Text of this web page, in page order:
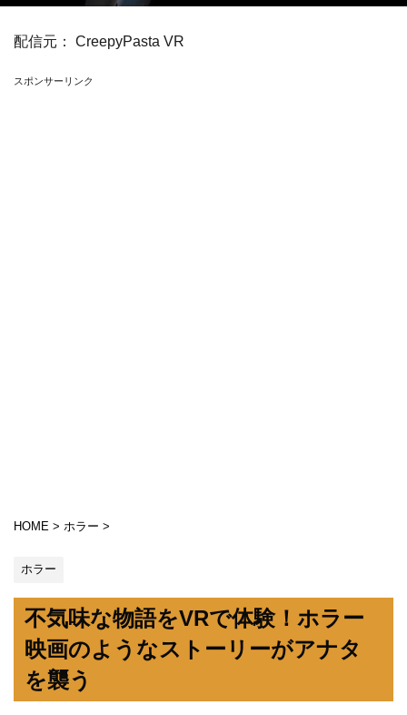
配信元： CreepyPasta VR
スポンサーリンク
HOME > ホラー >
ホラー
不気味な物語をVRで体験！ホラー
映画のようなストーリーがアナタ
を襲う